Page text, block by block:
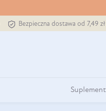
Bezpieczna dostawa od 7,49 zł